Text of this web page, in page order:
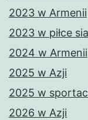
2023 w Armenii
2023 w piłce
2024 w Armenii
2025 w Azji
2025 w
2026 w Azji